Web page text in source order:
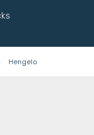
Hengelo